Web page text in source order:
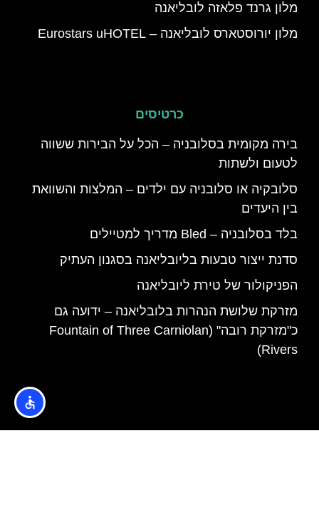
מלון גרנד פלאזה לובליאנה
מלון יורוסטארס לובליאנה – Eurostars uHOTEL
כרטיסים
בירה מקומית בסלובניה – הכל על הבירות ששווה
לטעום ולשתות
סלובקיה או סלובניה עם ילדים – המלצות והשוואת
בין היעדים
בלד בסלובניה – Bled מדריך למטיילים
סדנת ייצור טבעות בליובליאנה בסגנון העתיק
הפניקולור של טירת ליובליאנה
מזרקת שלושת הנהרות בלובליאנה – ידועה גם
כ"מזרקת רובה" (Fountain of Three Carniolan
Rivers)